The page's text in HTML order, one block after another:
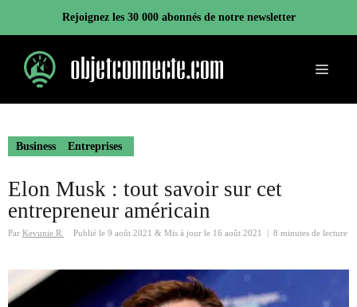
contenu
Rejoignez les 30 000 abonnés de notre newsletter
Menu
Business Entreprises
Elon Musk : tout savoir sur cet
entrepreneur américain
Par Kevunie R. Publié le 9 août 2021 & Mis à jour le 16 août 2021 8 minutes de lecture